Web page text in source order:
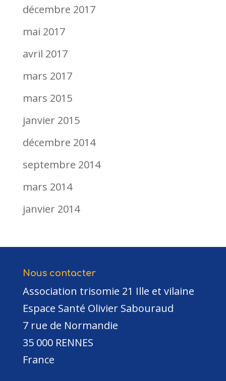
décembre 2017
mai 2017
avril 2017
mars 2017
mars 2015
janvier 2015
décembre 2014
septembre 2014
mars 2014
janvier 2014
Nous contacter
Association trisomie 21 Ille et vilaine
Espace Santé Olivier Sabouraud
7 rue de Normandie
35 000 RENNES
France